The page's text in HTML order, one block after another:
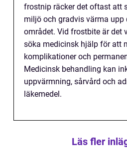
frostnip räcker det oftast att
miljö och gradvis värma upp
området. Vid frostbite är det
söka medicinsk hjälp för att
komplikationer och
Medicinsk behandling kan
uppvärmning, sårvård och
läkemedel.
Läs fler